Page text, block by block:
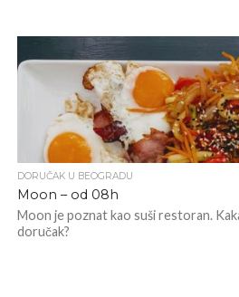
DORUČAK U BEOGRADU
Moon – od 08h
Moon je poznat kao suši restoran.
doručak?